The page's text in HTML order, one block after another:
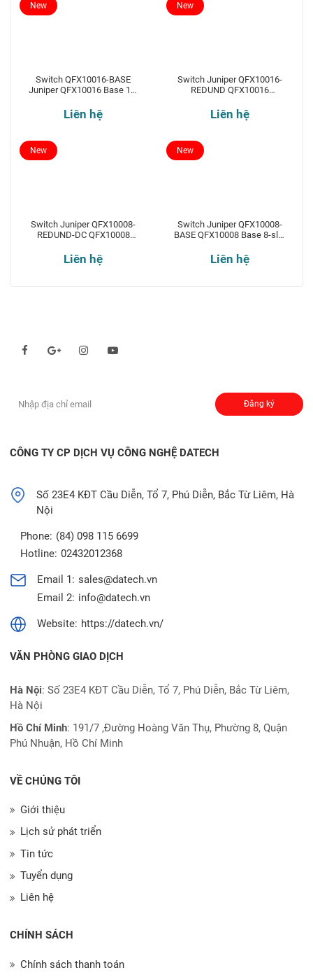
Switch QFX10016-BASE
Juniper QFX10016 Base 16-
Liên hệ
New
Switch Juniper QFX10016-
REDUND QFX10016
Liên hệ
New
Switch Juniper QFX10008-
REDUND-DC QFX10008
Liên hệ
New
Switch Juniper QFX10008-
BASE QFX10008 Base 8-slot
Liên hệ
New
Đăng ký
CÔNG TY CP DỊCH VỤ CÔNG NGHỆ DATECH
Số 23E4 KĐT Cầu Diễn, Tổ 7, Phú Diễn, Bắc Từ Liêm, Hà
Nội
Phone: (84) 098 115 6699
Hotline: 02432012368
Email 1: sales@datech.vn
Email 2: info@datech.vn
Website: https://datech.vn/
VĂN PHÒNG GIAO DỊCH
Hà Nội: Số 23E4 KĐT Cầu Diễn, Tổ 7, Phú Diễn, Bắc Từ Liêm,
Hà Nội
Hồ Chí Minh: 191/7 ,Đường Hoàng Văn Thụ, Phường 8, Quận
Phú Nhuận, Hồ Chí Minh
VỀ CHÚNG TÔI
Giới thiệu
Lịch sử phát triển
Tin tức
Tuyển dụng
Liên hệ
CHÍNH SÁCH
Chính sách thanh toán